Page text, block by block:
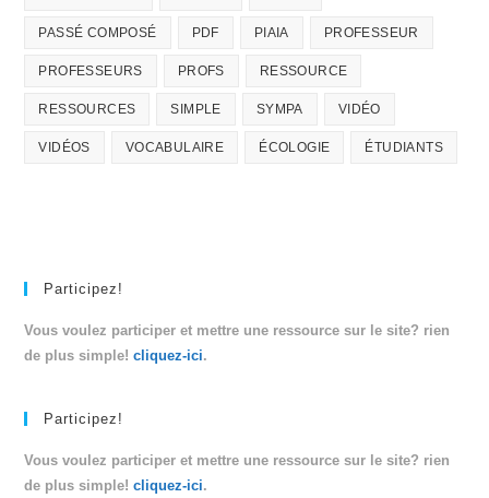
PASSÉ COMPOSÉ PDF PIAIA PROFESSEUR
PROFESSEURS PROFS RESSOURCE
RESSOURCES SIMPLE SYMPA VIDÉO
VIDÉOS VOCABULAIRE ÉCOLOGIE ÉTUDIANTS
Participez!
Vous voulez participer et mettre une ressource sur le site? rien
de plus simple!cliquez-ici.
Participez!
Vous voulez participer et mettre une ressource sur le site? rien
de plus simple!cliquez-ici.